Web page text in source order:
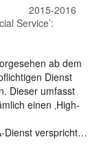
2015-2016
Service’:
ab dem
Dienst
Dieser umfasst
einen ‚High-
Dienst verspricht…